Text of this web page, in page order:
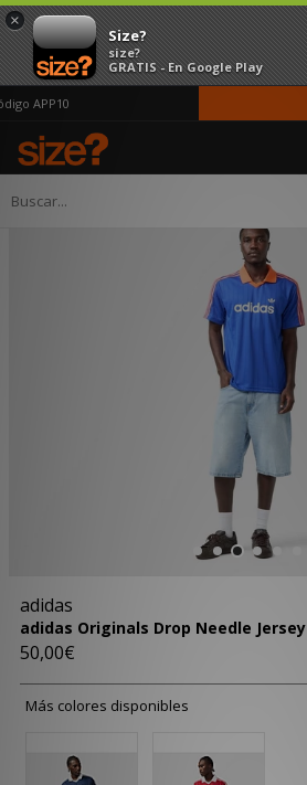
×
Size?
size?
GRATIS - En Google Play
APP10
Página principal
adidas
adidas Originals Drop Needle Jersey
50,00€
Más colores disponibles